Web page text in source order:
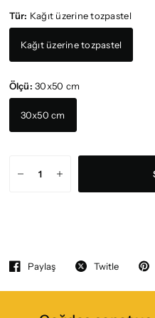
Tür: Kağıt üzerine tozpastel
Kağıt üzerine tozpastel
Ölçü:30x50 cm
30x50 cm
Paylaş Twitle